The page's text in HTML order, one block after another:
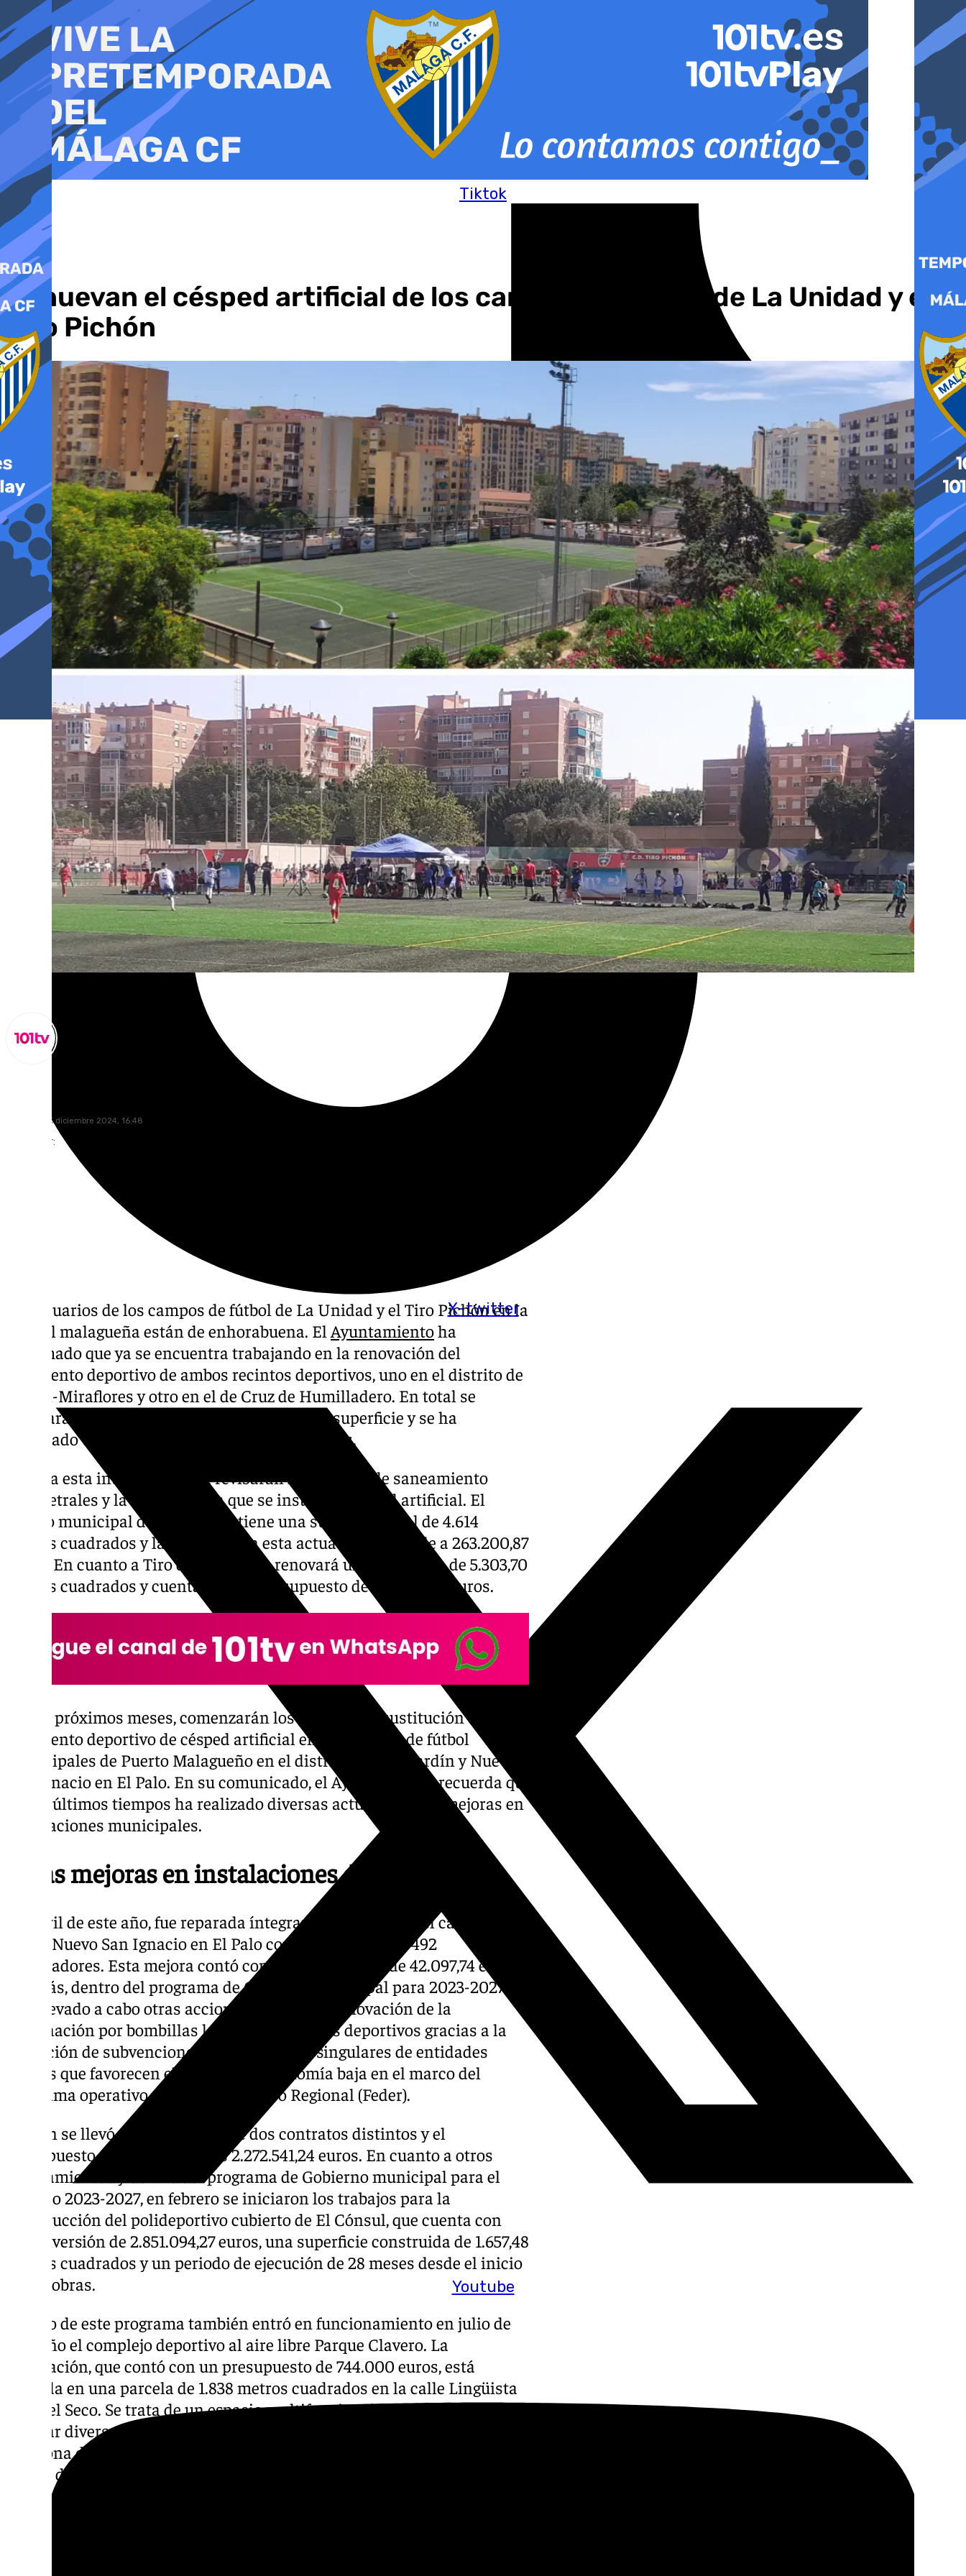
al
contenido
Tiktok
X-twitter
Youtube
Renuevan el césped artificial de los campos de fútbol de La Unidad y el
Tiro Pichón
domingo, 15 diciembre 2024, 16:48
Compartir:
Los usuarios de los campos de fútbol de La Unidad y el Tiro Pichón en la
capital malagueña están de enhorabuena. El Ayuntamientoha
informado que ya se encuentra trabajando en la renovación del
pavimento deportivo de ambos recintos deportivos, uno en el distrito de
Bailén-Miraflores y otro en el de Cruz de Humilladero. En total se
renovarán casi diez mil metros cuadrados de superficie y se ha
destinado una partida de medio millón de euros.
Junto a esta intervención, se revisarán los canales de saneamiento
perimetrales y la base sobre la que se instala el césped artificial. El
campo municipal de La Unidad tiene una superficie total de 4.614
metros cuadrados y la inversión en esta actuación asciende a 263.200,87
euros. En cuanto a Tiro de Pichón, se renovará una superficie de 5.303,70
metros cuadrados y cuenta con un presupuesto de 291.159, 70 euros.
En los próximos meses, comenzarán los trabajos de sustitución de
pavimento deportivo de césped artificial en los campos de fútbol
municipales de Puerto Malagueño en el distrito Ciudad Jardín y Nuevo
San Ignacio en El Palo. En su comunicado, el Ayuntamiento recuerda que
en los últimos tiempos ha realizado diversas actuaciones de mejoras en
instalaciones municipales.
Otras mejoras en instalaciones deportivas
En abril de este año, fue reparada íntegramente la grada del campo de
fútbol Nuevo San Ignacio en El Palo con capacidad para 492
espectadores. Esta mejora contó con un presupuesto de 42.097,74 euros.
Además, dentro del programa de Gobierno municipal para 2023-2027, se
han llevado a cabo otras acciones como es la renovación de la
iluminación por bombillas leds en 24 espacios deportivos gracias a la
obtención de subvenciones para proyectos singulares de entidades
locales que favorecen el paso a una economía baja en el marco del
programa operativo del Fondo Europeo Regional (Feder).
El plan se llevó a cabo a través de dos contratos distintos y el
presupuesto global alcanzó los 2.272.541,24 euros. En cuanto a otros
equipamientos y dentro del programa de Gobierno municipal para el
periodo 2023-2027, en febrero se iniciaron los trabajos para la
construcción del polideportivo cubierto de El Cónsul, que cuenta con
una inversión de 2.851.094,27 euros, una superficie construida de 1.657,48
metros cuadrados y un periodo de ejecución de 28 meses desde el inicio
de las obras.
Dentro de este programa también entró en funcionamiento en julio de
este año el complejo deportivo al aire libre Parque Clavero. La
instalación, que contó con un presupuesto de 744.000 euros, está
ubicada en una parcela de 1.838 metros cuadrados en la calle Lingüista
Manuel Seco. Se trata de un espacio multifuncional donde se pueden
realizar diversas actividades saludables y de cohesión social, ya que, con
una zona de juegos infantiles, wellness, entrenamiento al aire libre y
juegos de mesa.